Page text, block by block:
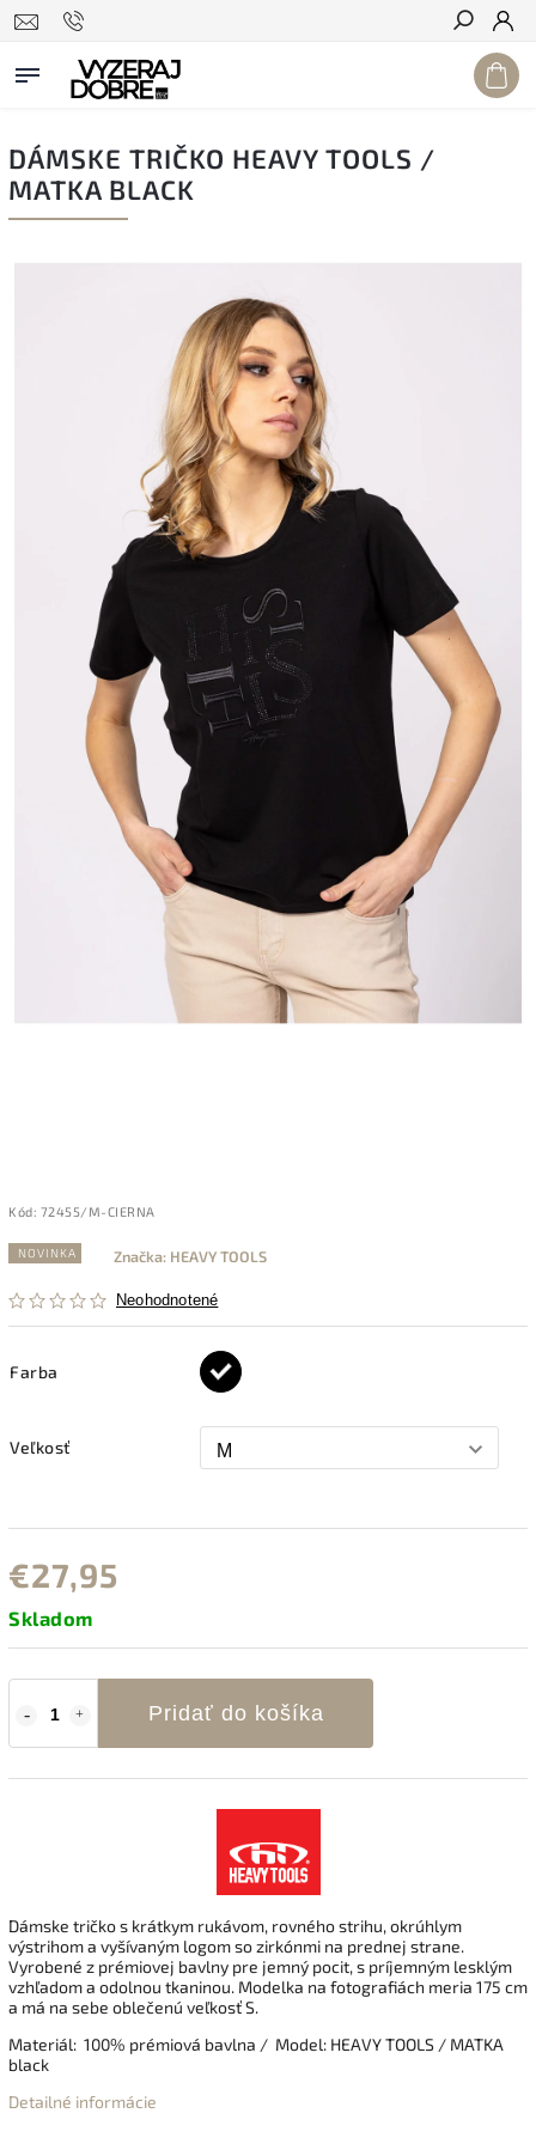
Hľadať
DÁMSKE TRIČKO HEAVY TOOLS /
MATKA BLACK
Kód: 72455/M-CIERNA
NOVINKA
Neohodnotené
Značka: HEAVY TOOLS
Farba
Veľkosť
€27,95
Skladom
Pridať do košíka
Dámske tričko s krátkym rukávom, rovného strihu, okrúhlym
výstrihom a vyšívaným logom so zirkónmi na prednej strane.
Vyrobené z prémiovej bavlny pre jemný pocit, s príjemným lesklým
vzhľadom a odolnou tkaninou. Modelka na fotografiách meria 175 cm
a má na sebe oblečenú veľkosť S.
Materiál: 100% prémiová bavlna / Model: HEAVY TOOLS / MATKA
black
Detailné informácie